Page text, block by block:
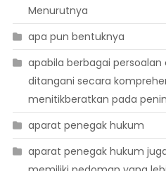
Menurutnya
apa pun bentuknya
apabila berbagai
ditangani secara
menitikberatkan pada
aparat penegak hukum
aparat penegak hukum